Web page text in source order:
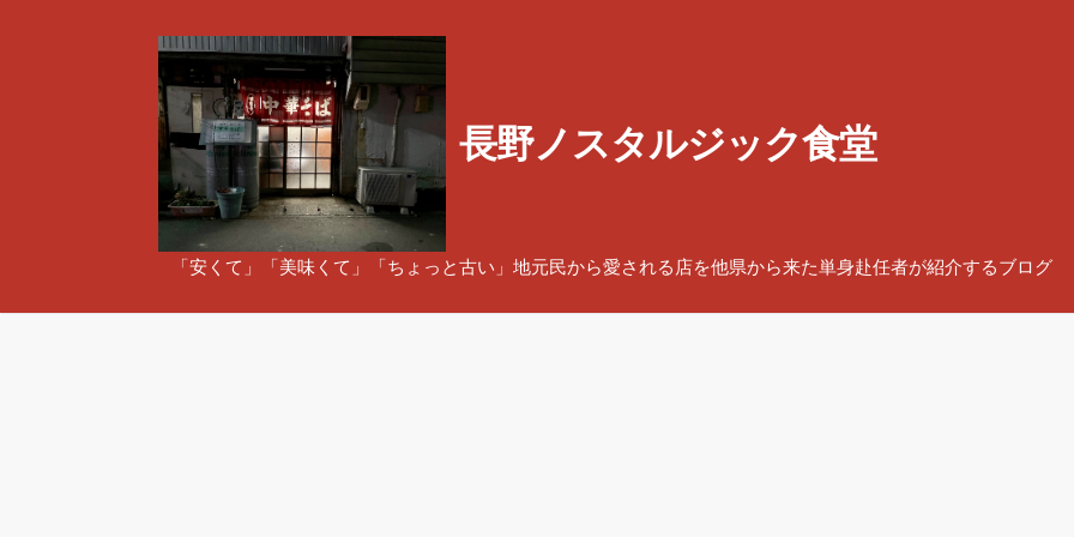
長野ノスタルジック食堂
「安くて」「美味くて」「ちょっと古い」地元民から愛される店を他県から来た単身赴任者が紹介するブログ